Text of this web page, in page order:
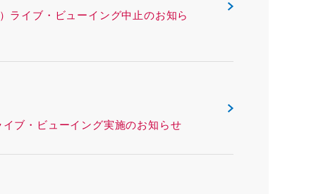
イブ・ビューイング中止のお知ら
ブ・ビューイング実施のお知らせ